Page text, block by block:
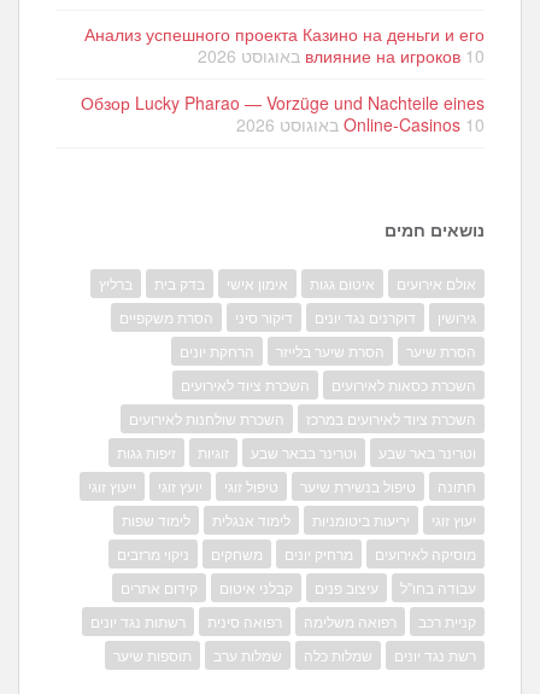
Анализ успешного проекта Казино на деньги и его
влияние на игроков 10 באוגוסט 2026
Обзор Lucky Pharao — Vorzüge und Nachteile eines
Online-Casinos 10 באוגוסט 2026
נושאים חמים
אולם אירועים איטום גגות אימון אישי בדק בית
ברליץ
גירושין
דוקרנים נגד יונים דיקור סיני
הסרת משקפיים
הסרת שיער
הסרת שיער בלייזר
הרחקת יונים
השכרת כסאות לאירועים
השכרת ציוד לאירועים
השכרת ציוד לאירועים במרכז
השכרת שולחנות לאירועים
וטרינר באר שבע
וטרינר בבאר שבע זוגיות
זיפות גגות
חתונה
טיפול בנשירת שיער טיפול זוגי יועץ זוגי
ייעוץ זוגי
יעוץ זוגי
יריעות ביטומניות לימוד אנגלית
לימוד שפות
מוסיקה לאירועים
מרחיק יונים משחקים
ניקוי מרזבים
עבודה בחו"ל
עיצוב פנים קבלני איטום
קידום אתרים
קניית רכב
רפואה משלימה רפואה סינית
רשתות נגד יונים
רשת נגד יונים
שמלות כלה שמלות ערב תוספות שיער